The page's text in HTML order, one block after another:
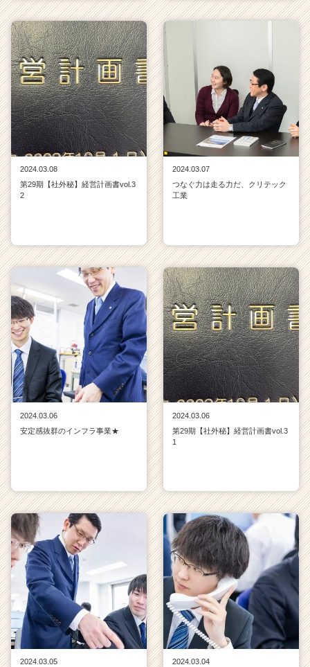
2024.03.08
第29期【社外秘】経営計画書vol.3
2
2024.03.07
つなぐ力は走る力だ、クリテック
工業
2024.03.06
安定感抜群のインフラ事業★
2024.03.06
第29期【社外秘】経営計画書vol.3
1
2024.03.05
2024.03.04